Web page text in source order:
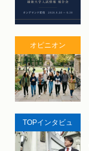
オピニオン
TOPインタビュ
ー